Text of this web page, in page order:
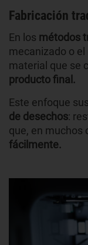
Fabricación
En los métodos
mecanizado o
material que se
producto final.
Este enfoque
de desechos:
que, en muchos
fácilmente.